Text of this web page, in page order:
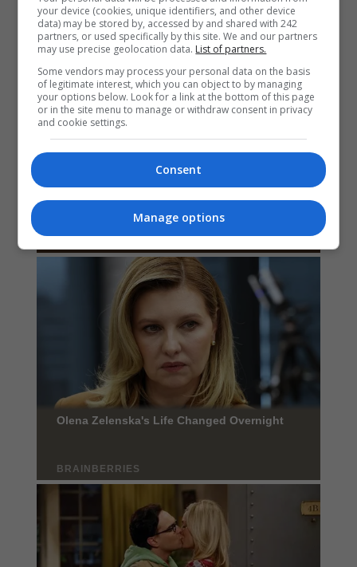
your device (cookies, unique identifiers, and other device
data) may be stored by, accessed by and shared with 242
partners, or used specifically by this site. We and our partners
may use precise geolocation data. List of partners.
Some vendors may process your personal data on the basis
of legitimate interest, which you can object to by managing
your options below. Look for a link at the bottom of this page
or in the site menu to manage or withdraw consent in privacy
and cookie settings.
Consent
Manage options